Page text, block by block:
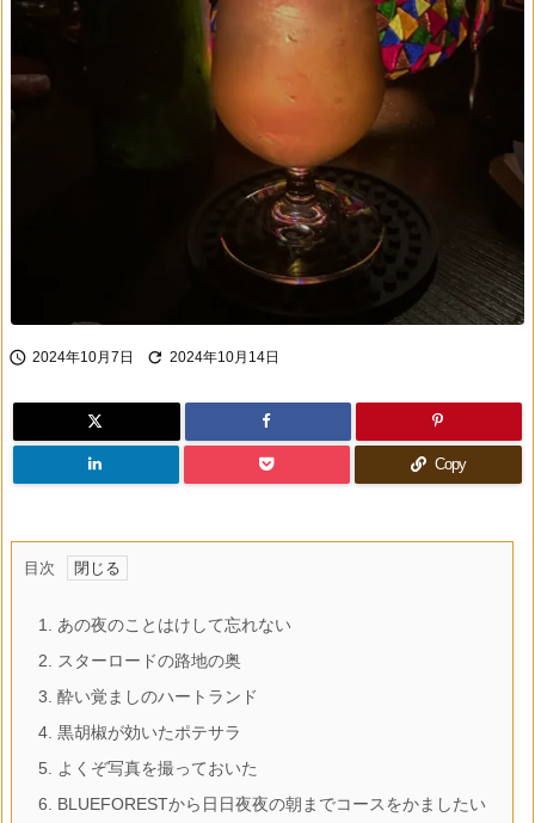
 2024年10月7日  2024年10月14日
Copy
目次
1.
あの夜のことはけして忘れない
2.
スターロードの路地の奥
3. 酔い覚ましのハートランド
4. 黒胡椒が効いたポテサラ
5.
よくぞ写真を撮っておいた
6.
BLUEFORESTから日日夜夜の朝までコースをかましたい